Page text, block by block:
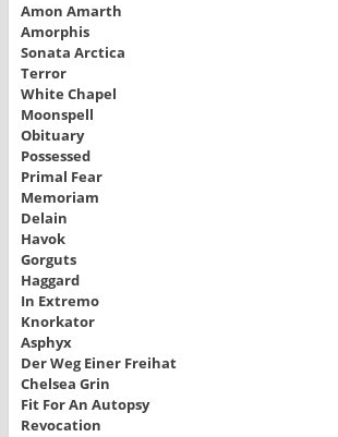
Amon Amarth
Amorphis
Sonata Arctica
Terror
White Chapel
Moonspell
Obituary
Possessed
Primal Fear
Memoriam
Delain
Havok
Gorguts
Haggard
In Extremo
Knorkator
Asphyx
Der Weg Einer Freihat
Chelsea Grin
Fit For An Autopsy
Revocation